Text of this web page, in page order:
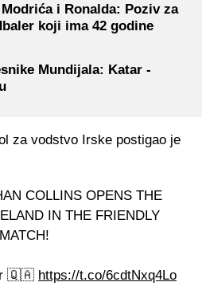
i Ronalda: Poziv za
koji ima 42 godine
Mundijala: Katar -
za vodstvo Irske postigao je
COLLINS OPENS THE
IN THE FRIENDLY
MATCH!
🇶🇦 https://t.co/6cdtNxq4Lo